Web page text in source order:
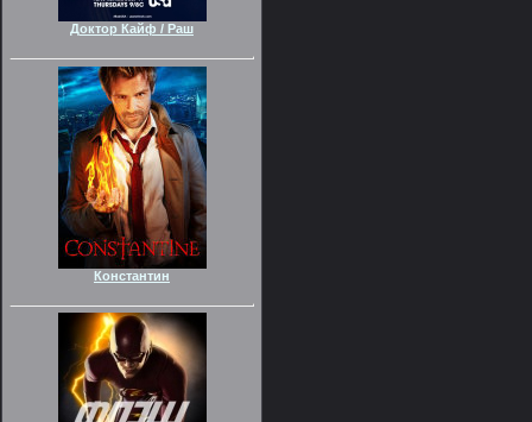
Доктор Кайф / Раш
Константин